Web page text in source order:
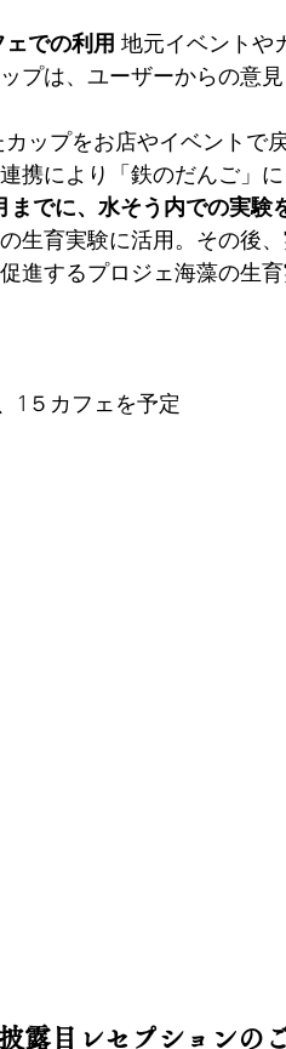
での利用 地元イベントや
プは、ユーザーからの意
カップをお店やイベントで
携により「鉄のだんご」に
でに、水そう内での実験
生育実験に活用。その後
進するプロジェ海藻の生
1５カフェを予定
露目レセプションの